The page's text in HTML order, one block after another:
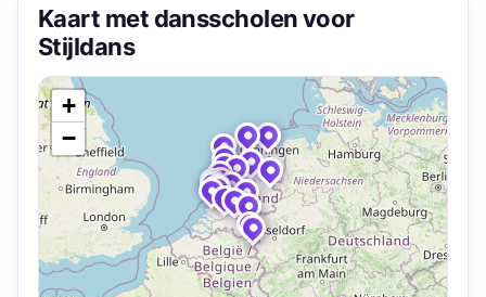
Kaart met dansscholen voor
Stijldans
+
−